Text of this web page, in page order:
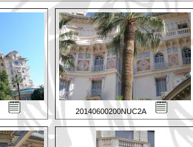
20140600200NUC2A